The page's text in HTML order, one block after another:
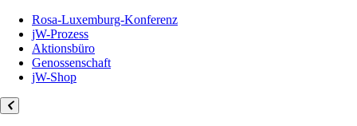
Rosa-Luxemburg-Konferenz
jW-Prozess
Aktionsbüro
Genossenschaft
jW-Shop